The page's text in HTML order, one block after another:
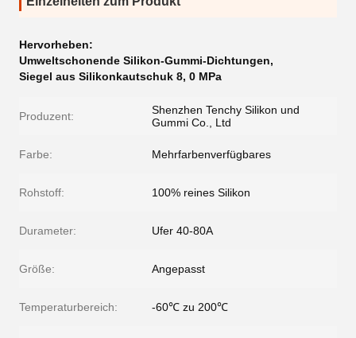
Hervorheben:
Umweltschonende Silikon-Gummi-Dichtungen,
Siegel aus Silikonkautschuk 8, 0 MPa
Produzent:
Shenzhen Tenchy Silikon und
Gummi Co., Ltd
Farbe: Mehrfarbenverfügbares
Rohstoff: 100% reines Silikon
Durameter: Ufer 40-80A
Größe: Angepasst
Temperaturbereich: -60℃ zu 200℃